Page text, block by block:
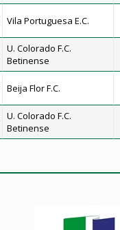
Vila Portuguesa E.C.
U. Colorado F.C.
Betinense
Beija Flor F.C.
U. Colorado F.C.
Betinense